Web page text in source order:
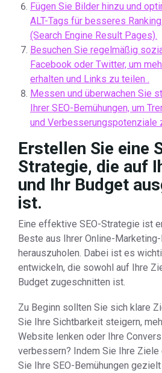
Fügen Sie Bilder hinzu und
ALT-Tags für besseres
(Search Engine Result Pages).
Besuchen Sie regelmäßig
Facebook oder Twitter, um
erhalten und Links zu teilen .
Messen und überwachen Sie
Ihrer SEO-Bemühungen, um
und Verbesserungspotenziale
Erstellen Sie eine
Strategie, die auf
und Ihr Budget
ist.
Eine effektive SEO-Strategie ist
Beste aus Ihrer Online-
herauszuholen. Dabei ist es
entwickeln, die sowohl auf Ihre
Budget zugeschnitten ist.
Zu Beginn sollten Sie sich klare
Sie Ihre Sichtbarkeit steigern,
Website lenken oder Ihre
verbessern? Indem Sie Ihre Ziele
Sie Ihre SEO-Bemühungen